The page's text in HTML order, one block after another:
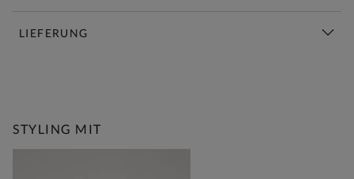
LIEFERUNG
STYLING MIT